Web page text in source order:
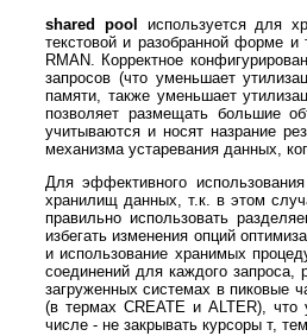
shared pool
используется для
текстовой и разобранной форме
RMAN. Корректное
запросов (что уменьшает
памяти, также уменьшает
позволяет размещать большие
учитываются и носят назрание
механизма устаревания данных,
Для эффективного
хранилищ данных, т.к. в этом
правильно использовать
избегать изменения опций
и использование хранимых
соединений для каждого запроса,
загруженных системах в пиковые
(в термах CREATE и ALTER), что
числе - не закрывать курсоры т,